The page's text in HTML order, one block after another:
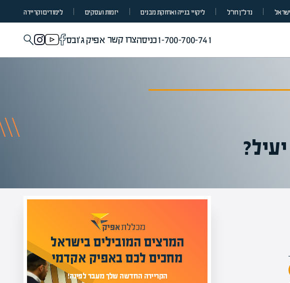
נדל״ן חו״ל ליקויי בנייה ואחזקת מבנים יזמות ועסקים לימודים וקריירה
1-700-700-741כניסהצרו קשר אפיק ג'ובס
המרצים המובילים בישראל
מחכים לכם באפיק אקדמי
החדשה שלך מעבר לפינה!
מומחים בהערכת שווי
מעל 1000 מומחים
בהערכות שווי
מחכים לכם באתר